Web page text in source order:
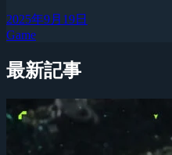
2025年9月19日
Game
最新記事